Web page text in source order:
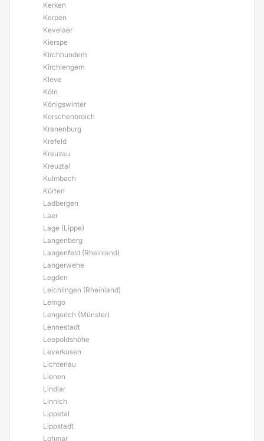
Kerken
Kerpen
Kevelaer
Kierspe
Kirchhundem
Kirchlengern
Kleve
Köln
Königswinter
Korschenbroich
Kranenburg
Krefeld
Kreuzau
Kreuztal
Kulmbach
Kürten
Ladbergen
Laer
Lage (Lippe)
Langenberg
Langenfeld (Rheinland)
Langerwehe
Legden
Leichlingen (Rheinland)
Lemgo
Lengerich (Münster)
Lennestadt
Leopoldshöhe
Leverkusen
Lichtenau
Lienen
Lindlar
Linnich
Lippetal
Lippstadt
Lohmar